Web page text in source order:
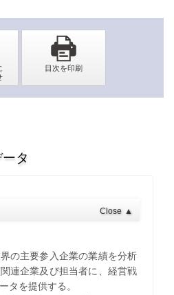
タ
Close ▲
界の主要参入企業の業績を分析
連企業及び担当者に、経営戦
タを提供する。